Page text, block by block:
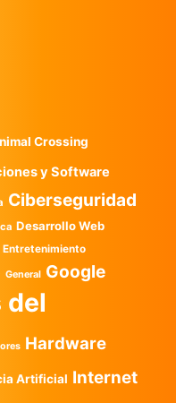
Crossing
y Software
Ciberseguridad
Desarrollo Web
Entretenimiento
General Google
del
Hardware
Artificial Internet